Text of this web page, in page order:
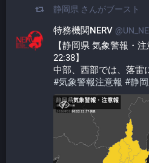
静岡県 さんがブースト
特務機関NERV
【静岡県 気象警報・
22:38】
中部、西部では、落雷
#気象警報注意報 #静